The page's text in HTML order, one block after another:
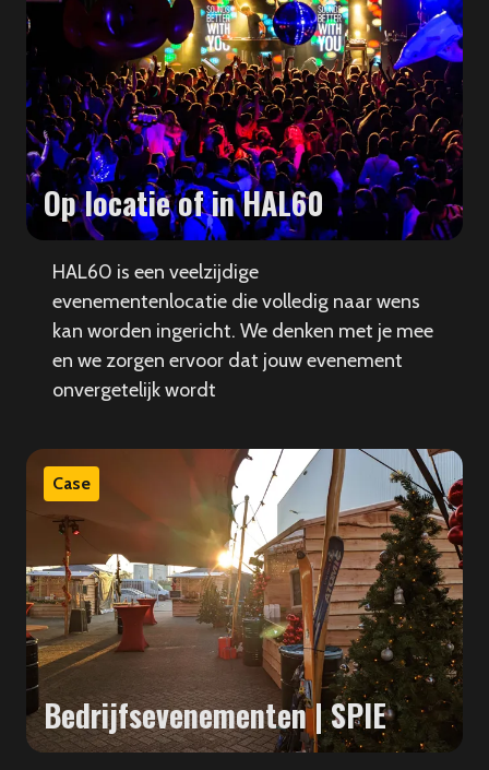
Op locatie of in HAL60
HAL60 is een veelzijdige
evenementenlocatie die volledig naar wens
kan worden ingericht. We denken met je mee
en we zorgen ervoor dat jouw evenement
onvergetelijk wordt
Case
Bedrijfsevenementen | SPIE